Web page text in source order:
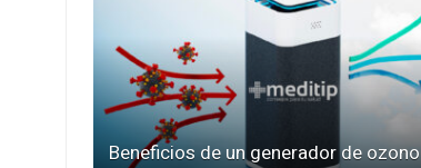
Beneficios de un generador de ozono